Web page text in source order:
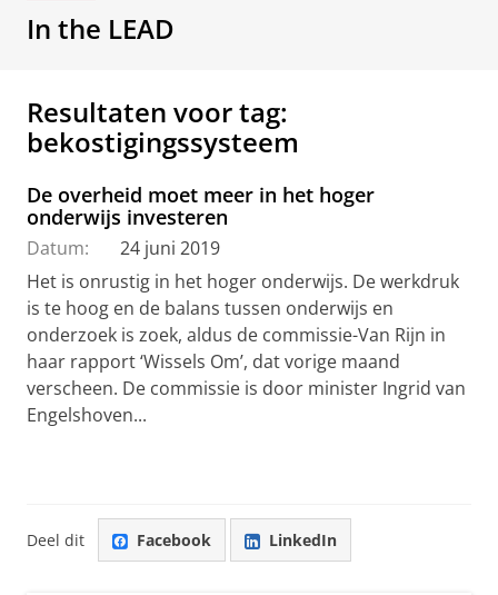
In the LEAD
Resultaten voor tag:
bekostigingssysteem
De overheid moet meer in het hoger
onderwijs investeren
Datum:
24 juni 2019
Het is onrustig in het hoger onderwijs. De werkdruk
is te hoog en de balans tussen onderwijs en
onderzoek is zoek, aldus de commissie-Van Rijn in
haar rapport ‘Wissels Om’, dat vorige maand
verscheen. De commissie is door minister Ingrid van
Engelshoven...
Deel dit Facebook LinkedIn